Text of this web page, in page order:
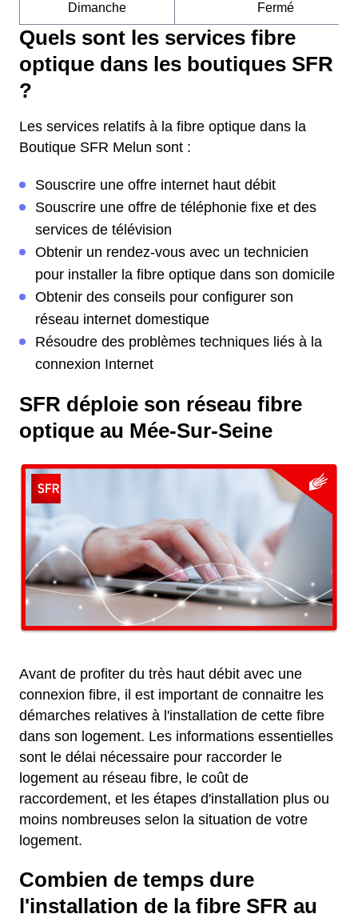
Dimanche Fermé
Quels sont les services fibre
optique dans les boutiques SFR
?
Les services relatifs à la fibre optique dans la
Boutique SFR Melun sont :
Souscrire une offre internet haut débit
Souscrire une offre de téléphonie fixe et des
services de télévision
Obtenir un rendez-vous avec un technicien
pour installer la fibre optique dans son domicile
Obtenir des conseils pour configurer son
réseau internet domestique
Résoudre des problèmes techniques liés à la
connexion Internet
SFR déploie son réseau fibre
optique au Mée-Sur-Seine
Avant de profiter du très haut débit avec une
connexion fibre, il est important de connaitre les
démarches relatives à l'installation de cette fibre
dans son logement. Les informations essentielles
sont le délai nécessaire pour raccorder le
logement au réseau fibre, le coût de
raccordement, et les étapes d'installation plus ou
moins nombreuses selon la situation de votre
logement.
Combien de temps dure
l'installation de la fibre SFR au